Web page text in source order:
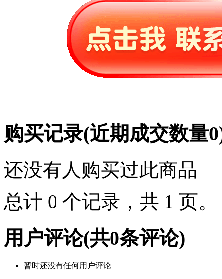
购买记录(近期成交数量0
还没有人购买过此商品
总计 0 个记录，共 1 页。
用户评论(共0条评论)
暂时还没有任何用户评论